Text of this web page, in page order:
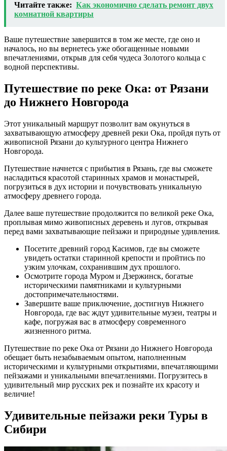
Читайте также: Как экономично сделать ремонт двух
комнатной квартиры
Ваше путешествие завершится в том же месте, где оно и
началось, но вы вернетесь уже обогащенные новыми
впечатлениями, открыв для себя чудеса Золотого кольца с
водной перспективы.
Путешествие по реке Ока: от Рязани
до Нижнего Новгорода
Этот уникальный маршрут позволит вам окунуться в
захватывающую атмосферу древней реки Ока, пройдя путь от
живописной Рязани до культурного центра Нижнего
Новгорода.
Путешествие начнется с прибытия в Рязань, где вы сможете
насладиться красотой старинных храмов и монастырей,
погрузиться в дух истории и почувствовать уникальную
атмосферу древнего города.
Далее ваше путешествие продолжится по великой реке Ока,
проплывая мимо живописных деревень и лугов, открывая
перед вами захватывающие пейзажи и природные удивления.
Посетите древний город Касимов, где вы сможете
увидеть остатки старинной крепости и пройтись по
узким улочкам, сохранившим дух прошлого.
Осмотрите города Муром и Дзержинск, богатые
историческими памятниками и культурными
достопримечательностями.
Завершите ваше приключение, достигнув Нижнего
Новгорода, где вас ждут удивительные музеи, театры и
кафе, погружая вас в атмосферу современного
жизненного ритма.
Путешествие по реке Ока от Рязани до Нижнего Новгорода
обещает быть незабываемым опытом, наполненным
историческими и культурными открытиями, впечатляющими
пейзажами и уникальными впечатлениями. Погрузитесь в
удивительный мир русских рек и познайте их красоту и
величие!
Удивительные пейзажи реки Туры в
Сибири